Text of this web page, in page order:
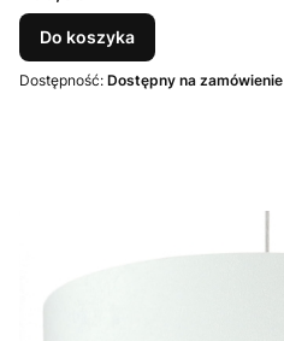
Do koszyka
Dostępność: Dostępny na zamówienie